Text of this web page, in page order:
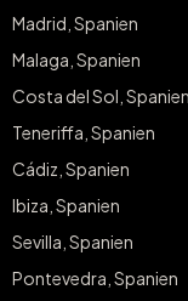
Madrid, Spanien
Malaga, Spanien
Costa del Sol, Spanien
Teneriffa, Spanien
Cádiz, Spanien
Ibiza, Spanien
Sevilla, Spanien
Pontevedra, Spanien